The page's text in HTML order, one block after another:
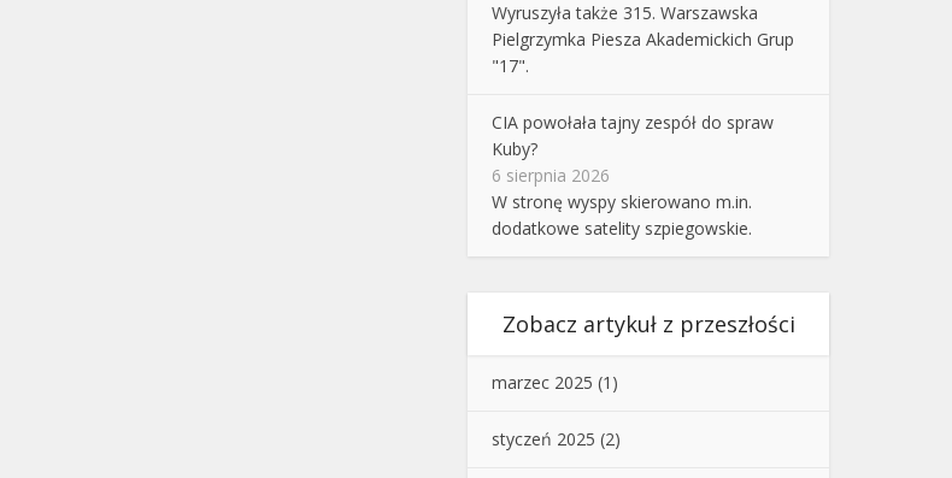
Wyruszyła także 315. Warszawska
Pielgrzymka Piesza Akademickich Grup
"17".
CIA powołała tajny zespół do spraw
Kuby?
6 sierpnia 2026
W stronę wyspy skierowano m.in.
dodatkowe satelity szpiegowskie.
Zobacz artykuł z przeszłości
marzec 2025 (1)
styczeń 2025 (2)